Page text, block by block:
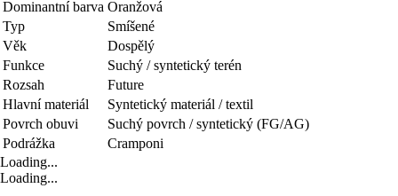
Dominantní barva Oranžová
Typ
Smíšené
Věk
Dospělý
Funkce
Suchý / syntetický terén
Rozsah
Future
Hlavní materiál
Syntetický materiál / textil
Povrch obuvi
Suchý povrch / syntetický (FG/AG)
Podrážka
Cramponi
Loading...
Loading...